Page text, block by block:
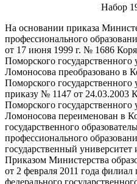
Набор
На основании приказа
профессионального
от 17 июня 1999 г. № 1686
Поморского
Ломоносова преобразовано в
Поморского государственного
приказу № 1147 от 24.03.2003
Поморского
Ломоносова переименован в
государственного
профессионального
государственный
Приказом Министерства
от 2 февраля 2011 года